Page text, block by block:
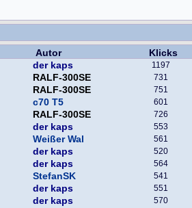
Autor Klicks
der kaps 1197
RALF-300SE 731
RALF-300SE 751
c70 T5 601
RALF-300SE 726
der kaps 553
Weißer Wal 561
der kaps 520
der kaps 564
StefanSK 541
der kaps 551
der kaps 570